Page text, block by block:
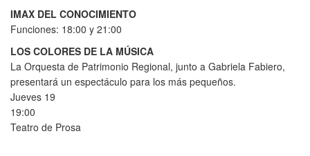
IMAX DEL CONOCIMIENTO
Funciones: 18:00 y 21:00
LOS COLORES DE LA MÚSICA
La Orquesta de Patrimonio Regional, junto a Gabriela Fabiero,
presentará un espectáculo para los más pequeños.
Jueves 19
19:00
Teatro de Prosa